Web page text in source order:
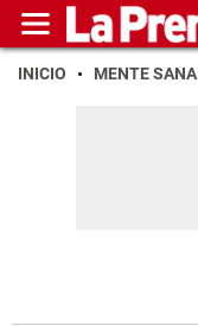
INICIO MENTE SANA